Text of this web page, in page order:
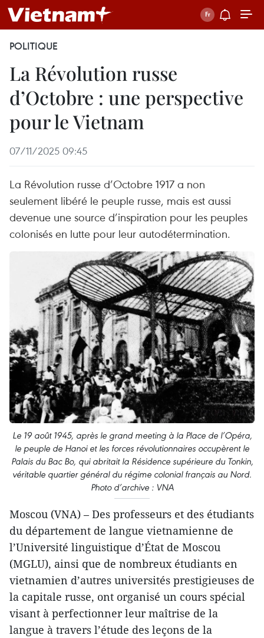
POLITIQUE
La Révolution russe
d’Octobre : une perspective
pour le Vietnam
07/11/2025 09:45
La Révolution russe d’Octobre 1917 a non
seulement libéré le peuple russe, mais est aussi
devenue une source d’inspiration pour les peuples
colonisés en lutte pour leur autodétermination.
Le 19 août 1945, après le grand meeting à la Place de l’Opéra,
le peuple de Hanoi et les forces révolutionnaires occupèrent le
Palais du Bac Bo, qui abritait la Résidence supérieure du Tonkin,
véritable quartier général du régime colonial français au Nord.
Photo d’archive : VNA
Moscou (VNA) – Des professeurs et des étudiants
du département de langue vietnamienne de
l’Université linguistique d’État de Moscou
(MGLU), ainsi que de nombreux étudiants en
vietnamien d’autres universités prestigieuses de
la capitale russe, ont organisé un cours spécial
visant à perfectionner leur maîtrise de la
langue à travers l’étude des leçons de la